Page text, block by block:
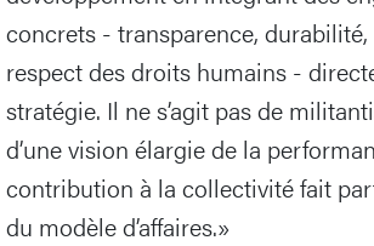
concrets - transparence,
respect des droits humains -
stratégie. Il ne s’agit pas de
d’une vision élargie de la
contribution à la collectivité fait
du modèle d’affaires.»